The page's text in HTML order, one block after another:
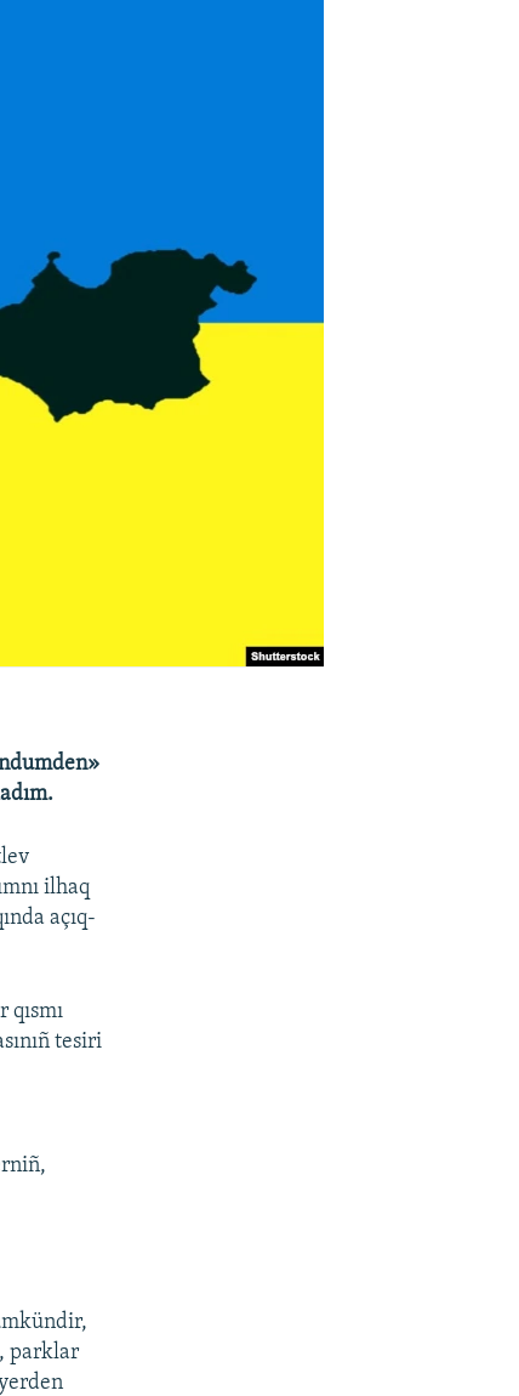
ilhaq
açıq-
tesiri
parklar